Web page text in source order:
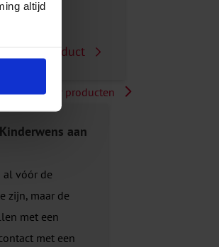
altijd
dit product
Meer producten
aan
al vóór de
zijn, maar de
met een
met een